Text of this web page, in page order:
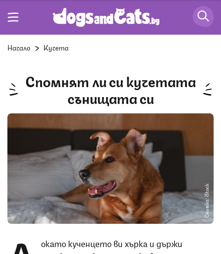
Начало Кучета
Спомнят ли си кучетата
сънищата си
Снимка: iStock
окато кученцето ви хърка и държи